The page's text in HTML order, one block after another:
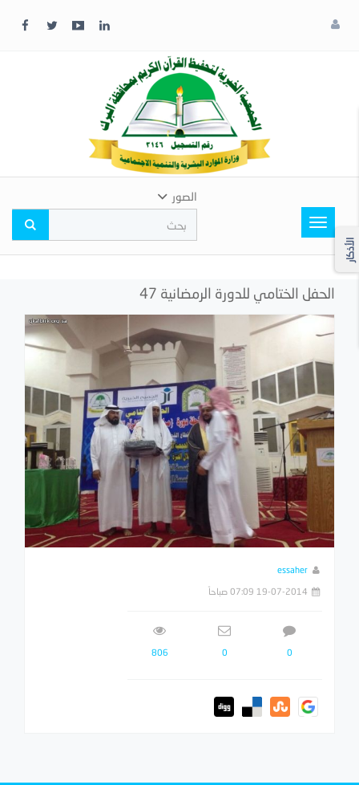
Toggle
navigation
الصور
الأذكار
الحفل الختامي للدورة الرمضانية 47
essaher
19-07-2014 07:09 صباحاً
0
0
806